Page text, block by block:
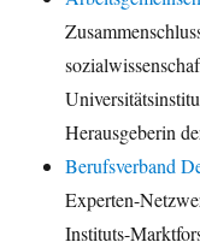
Herausgeberin
Berufsverband
Experten-
Instituts-